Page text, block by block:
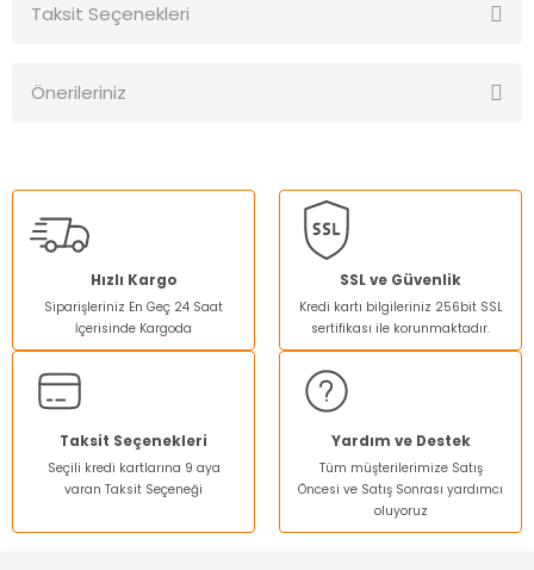
Taksit Seçenekleri
Önerileriniz
kullanarak tarafımıza iletebilirsiniz.
Görüş ve önerileriniz için teşekkür ederiz.
Ürün resmi kalitesiz, bozuk veya görüntülenemiyor.
Ürün açıklamasında eksik bilgiler bulunuyor.
Ürün bilgilerinde hatalar bulunuyor.
Ürün fiyatı diğer sitelerden daha pahalı.
Bu ürüne benzer farklı alternatifler olmalı.
Hızlı Kargo
Siparişleriniz En Geç 24 Saat
İçerisinde Kargoda
SSL ve Güvenlik
Kredi kartı bilgileriniz 256bit SSL
sertifikası ile korunmaktadır.
Taksit Seçenekleri
Seçili kredi kartlarına 9 aya
varan Taksit Seçeneği
Yardım ve Destek
Tüm müşterilerimize Satış
Öncesi ve Satış Sonrası yardımcı
oluyoruz